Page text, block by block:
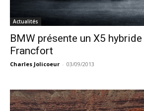
Actualités
BMW présente un X5
Francfort
Charles Jolicoeur - 03/09/2013